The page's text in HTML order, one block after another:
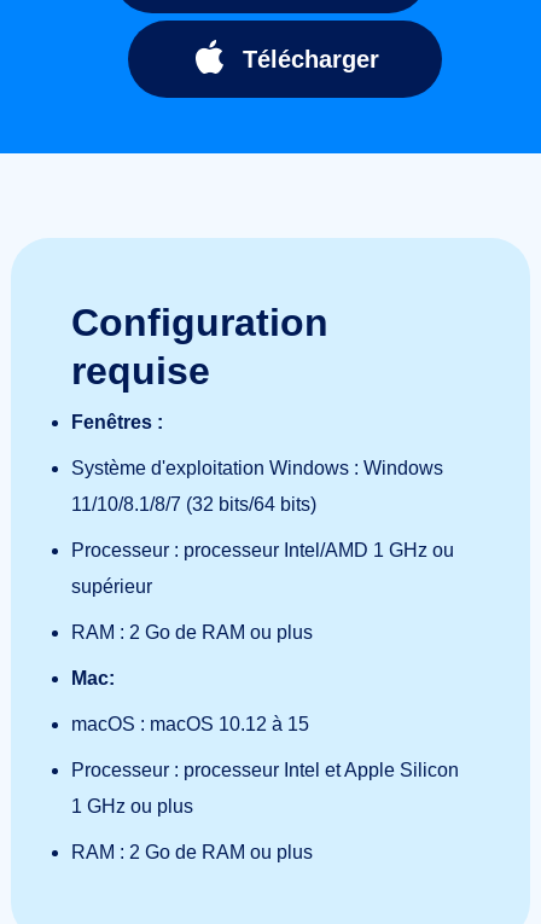
Télécharger
Configuration
requise
Fenêtres :
Système d'exploitation Windows : Windows
11/10/8.1/8/7 (32 bits/64 bits)
Processeur : processeur Intel/AMD 1 GHz ou
supérieur
RAM : 2 Go de RAM ou plus
Mac:
macOS : macOS 10.12 à 15
Processeur : processeur Intel et Apple Silicon
1 GHz ou plus
RAM : 2 Go de RAM ou plus